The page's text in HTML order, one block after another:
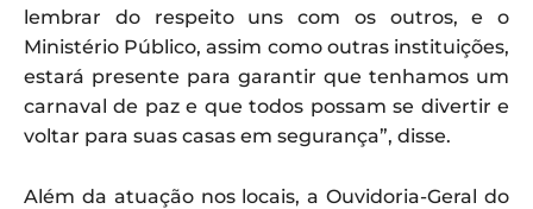
lembrar do respeito uns com os outros, e o
Ministério Público, assim como outras instituições,
estará presente para garantir que tenhamos um
carnaval de paz e que todos possam se divertir e
voltar para suas casas em segurança”, disse.
Além da atuação nos locais, a Ouvidoria-Geral do